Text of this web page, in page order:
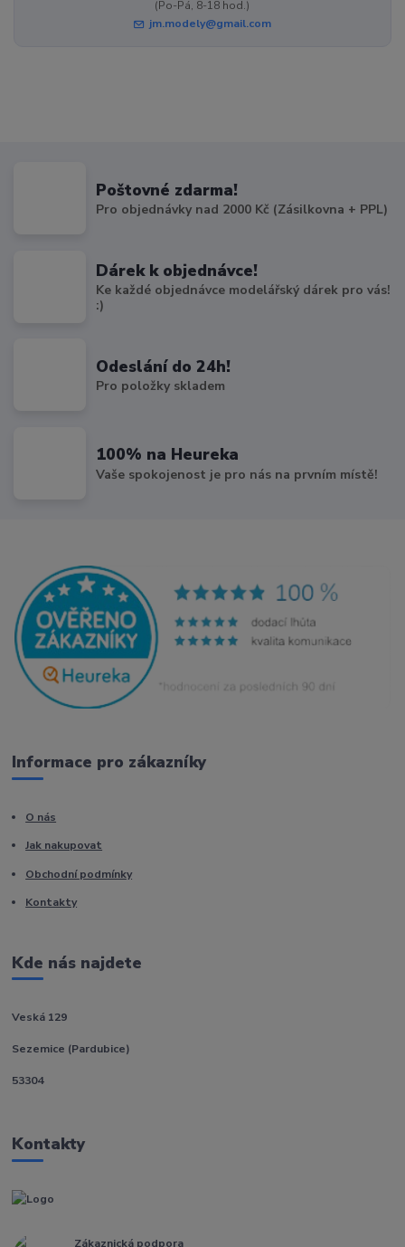
(Po-Pá, 8-18 hod.)
jm.modely@gmail.com
Poštovné zdarma!
Pro objednávky nad 2000 Kč (Zásilkovna + PPL)
Dárek k objednávce!
Ke každé objednávce modelářský dárek pro vás!
:)
Odeslání do 24h!
Pro položky skladem
100% na Heureka
Vaše spokojenost je pro nás na prvním místě!
Informace pro zákazníky
O nás
Jak nakupovat
Obchodní podmínky
Kontakty
Kde nás najdete
Veská 129
Sezemice (Pardubice)
53304
Kontakty
Zákaznická podpora